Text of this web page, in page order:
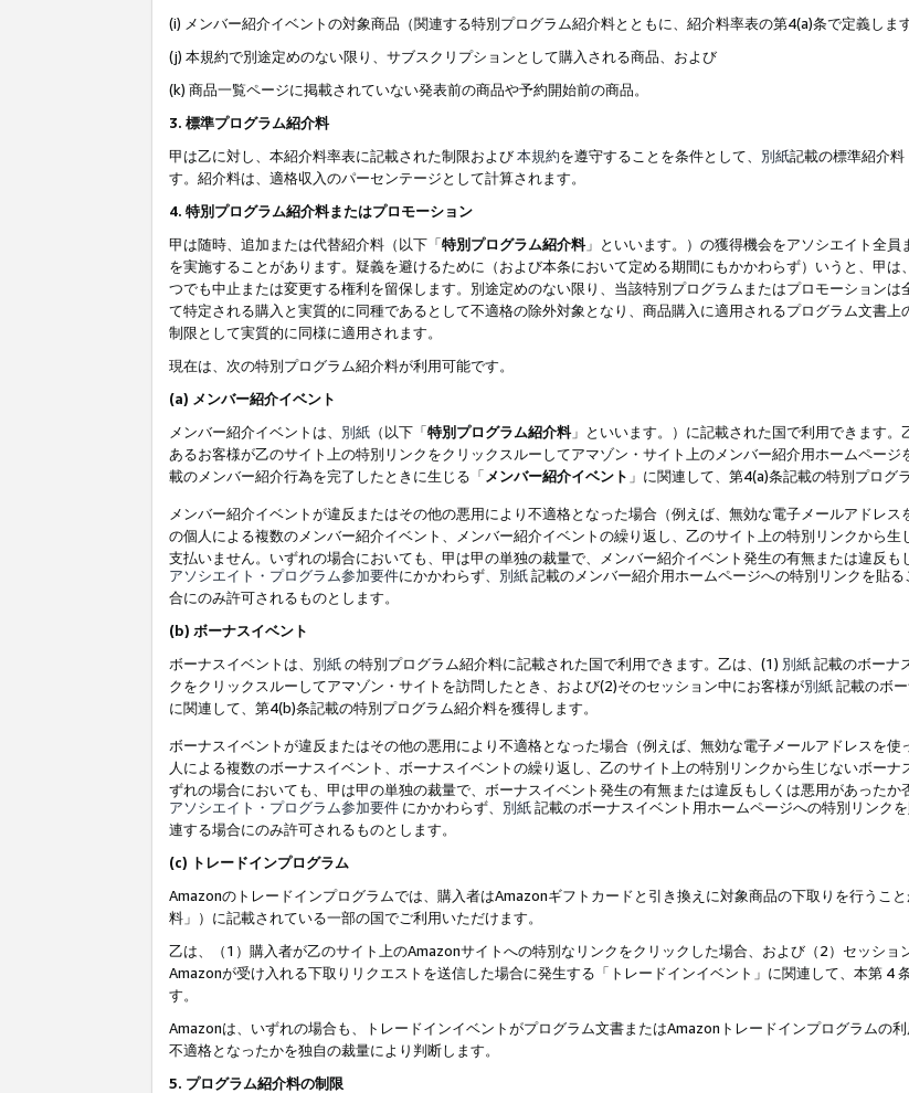
(i) メンバー紹介イベントの対象商品（関連する特別プログラム紹介料とともに、紹介料率表の第4(a)条で定義します
(j) 本規約で別途定めのない限り、サブスクリプションとして購入される商品、および
(k) 商品一覧ページに掲載されていない発表前の商品や予約開始前の商品。
3. 標準プログラム紹介料
甲は乙に対し、本紹介料率表に記載された制限および本規約を遵守することを条件として、 別紙記載の標準紹介料
す。紹介料は、適格収入のパーセンテージとして計算されます。
4. 特別プログラム紹介料またはプロモーション
甲は随時、追加または代替紹介料（以下「特別プログラム紹介料」といいます。）の獲得機会をアソシエイト全
を実施することがあります。疑義を避けるために（および本条において定める期間にもかかわらず）いうと、甲
つでも中止または変更する権利を留保します。別途定めのない限り、当該特別プログラムまたはプロモーション
て特定される購入と実質的に同種であるとして不適格の除外対象となり、商品購入に適用されるプログラム文書
制限として実質的に同様に適用されます。
現在は、次の特別プログラム紹介料が利用可能です。
(a) メンバー紹介イベント
メンバー紹介イベントは、 別紙 （以下「特別プログラム紹介料」といいます。）に記載された国で利用できます。
あるお客様が乙のサイト上の特別リンクをクリックスルーしてアマゾン・サイト上のメンバー紹介用ホームペー
載のメンバー紹介行為を完了したときに生じる「 メンバー紹介イベント 」に関連して、第4(a)条記載の特別プログ
メンバー紹介イベントが違反またはその他の悪用により不適格となった場合（例えば、無効な電子メールアドレ
の個人による複数のメンバー紹介イベント、メンバー紹介イベントの繰り返し、乙のサイト上の特別リンクから
支払いません。いずれの場合においても、甲は甲の単独の裁量で、メンバー紹介イベント発生の有無または違反も
アソシエイト・プログラム参加要件にかかわらず、 別紙記載のメンバー紹介用ホームページへの特別リンクを貼
合にのみ許可されるものとします。
(b) ボーナスイベント
ボーナスイベントは、 別紙の特別プログラム紹介料に記載された国で利用できます。乙は、(1) 別紙記載のボーナ
クをクリックスルーしてアマゾン・サイトを訪問したとき、および(2)そのセッション中にお客様が別紙記載のボ
に関連して、第4(b)条記載の特別プログラム紹介料を獲得します。
ボーナスイベントが違反またはその他の悪用により不適格となった場合（例えば、無効な電子メールアドレスを
人による複数のボーナスイベント、ボーナスイベントの繰り返し、乙のサイト上の特別リンクから生じないボー
ずれの場合においても、甲は甲の単独の裁量で、ボーナスイベント発生の有無または違反もしくは悪用があったか
アソシエイト・プログラム参加要件 にかかわらず、 別紙記載のボーナスイベント用ホームページへの特別リンク
連する場合にのみ許可されるものとします。
(c) トレードインプログラム
Amazonのトレードインプログラムでは、購入者はAmazonギフトカードと引き換えに対象商品の下取りを行うこ
料」）に記載されている一部の国でご利用いただけます。
乙は、（1）購入者が乙のサイト上のAmazonサイトへの特別なリンクをクリックした場合、および（2）セッショ
Amazonが受け入れる下取りリクエストを送信した場合に発生する「トレードインイベント」に関連して、本第 4
す。
Amazonは、いずれの場合も、トレードインイベントがプログラム文書またはAmazonトレードインプログラムの
不適格となったかを独自の裁量により判断します。
5. プログラム紹介料の制限